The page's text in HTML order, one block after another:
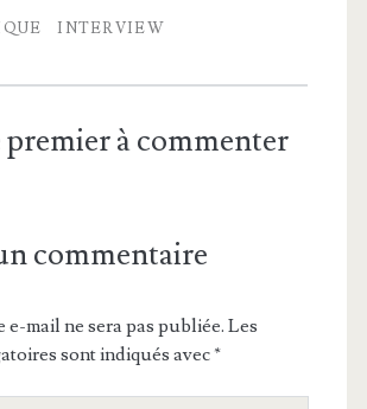
INTERVIEW
premier à commenter
commentaire
e-mail ne sera pas publiée. Les
sont indiqués avec*